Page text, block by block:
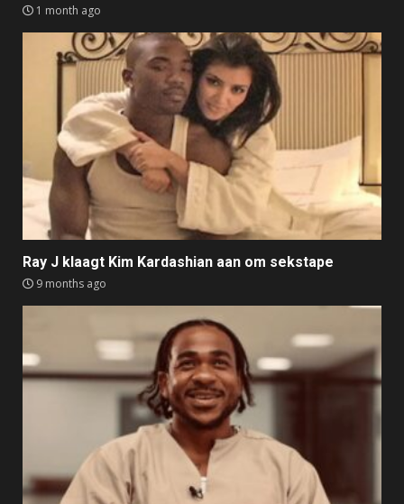
1 month ago
Ray J klaagt Kim Kardashian aan om sekstape
9 months ago